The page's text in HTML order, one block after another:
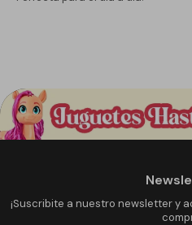
¡Suscribite a nuestro newsletter y